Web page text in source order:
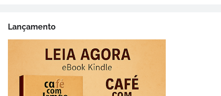
Lançamento